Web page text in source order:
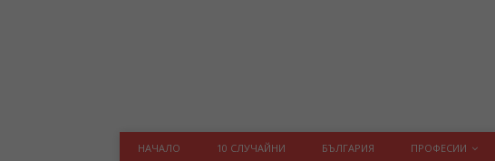
НАЧАЛО 10 СЛУЧАЙНИ БЪЛГАРИЯ ПРОФЕСИИ